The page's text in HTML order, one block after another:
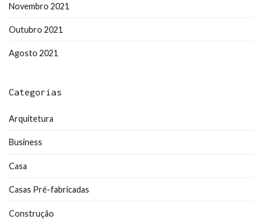
Novembro 2021
Outubro 2021
Agosto 2021
Categorias
Arquitetura
Business
Casa
Casas Pré-fabricadas
Construção